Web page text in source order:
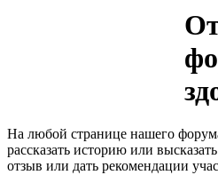
На любой странице нашего
рассказать историю или
отзыв или дать рекомендации